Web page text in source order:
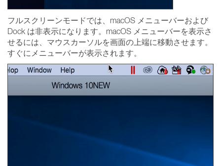
フルスクリーンモードでは、macOS メニューバーおよび
Dock は非表示になります。macOS メニューバーを表示さ
せるには、マウスカーソルを画面の上端に移動させます。
すぐにメニューバーが表示されます。